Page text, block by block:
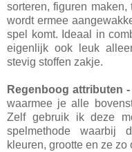
sorteren, figuren
wordt ermee
spel komt. Ideaal in
eigenlijk ook leuk
stevig stoffen zakje.
Regenboog attributen -
waarmee je alle
Zelf gebruik ik deze
spelmethode waarbij
kleuren, grootte en ze